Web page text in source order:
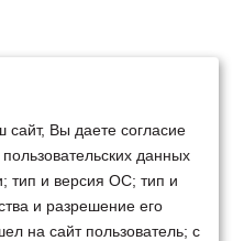
сайт, Вы даете согласие
данных
тип и версия ОС; тип и
и разрешение его
на сайт пользователь; с